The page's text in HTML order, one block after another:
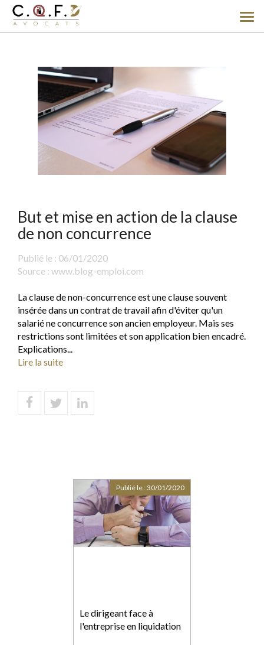
le
But et mise en action de la clause
de non concurrence
Publié le : 06/01/2020
Source : www.blog-emploi.com
La clause de non-concurrence est une clause souvent
insérée dans un contrat de travail afin d'éviter qu'un
salarié ne concurrence son ancien employeur. Mais ses
restrictions sont limitées et son application bien encadré.
Explications...
Lire la suite
Le dirigeant face à
l'entreprise en liquidation
Publié le :30/01/2020